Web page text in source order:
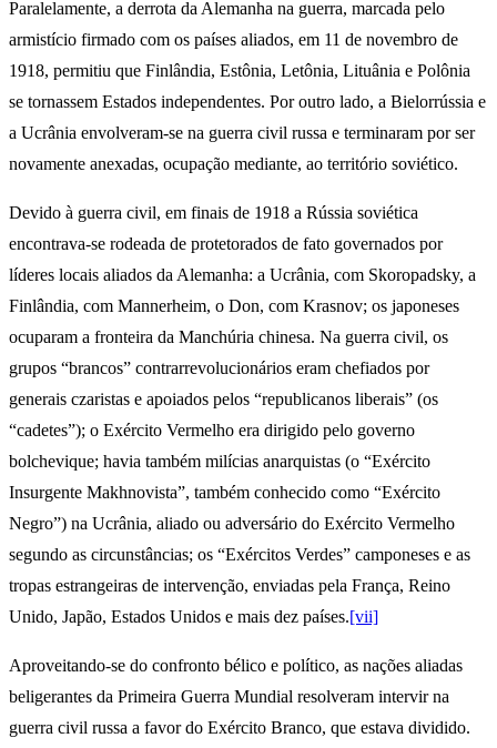
Paralelamente, a derrota da Alemanha na guerra, marcada pelo
armistício firmado com os países aliados, em 11 de novembro de
1918, permitiu que Finlândia, Estônia, Letônia, Lituânia e Polônia
se tornassem Estados independentes. Por outro lado, a Bielorrússia e
a Ucrânia envolveram-se na guerra civil russa e terminaram por ser
novamente anexadas, ocupação mediante, ao território soviético.
Devido à guerra civil, em finais de 1918 a Rússia soviética
encontrava-se rodeada de protetorados de fato governados por
líderes locais aliados da Alemanha: a Ucrânia, com Skoropadsky, a
Finlândia, com Mannerheim, o Don, com Krasnov; os japoneses
ocuparam a fronteira da Manchúria chinesa. Na guerra civil, os
grupos “brancos” contrarrevolucionários eram chefiados por
generais czaristas e apoiados pelos “republicanos liberais” (os
“cadetes”); o Exército Vermelho era dirigido pelo governo
bolchevique; havia também milícias anarquistas (o “Exército
Insurgente Makhnovista”, também conhecido como “Exército
Negro”) na Ucrânia, aliado ou adversário do Exército Vermelho
segundo as circunstâncias; os “Exércitos Verdes” camponeses e as
tropas estrangeiras de intervenção, enviadas pela França, Reino
Unido, Japão, Estados Unidos e mais dez países.[vii]
Aproveitando-se do confronto bélico e político, as nações aliadas
beligerantes da Primeira Guerra Mundial resolveram intervir na
guerra civil russa a favor do Exército Branco, que estava dividido.